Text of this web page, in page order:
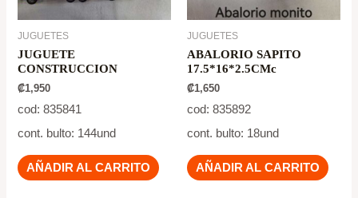
JUGUETES
JUGUETE
CONSTRUCCION
₡1,950
cod: 835841
cont. bulto: 144und
AÑADIR AL CARRITO
JUGUETES
ABALORIO SAPITO
17.5*16*2.5CMc
₡1,650
cod: 835892
cont. bulto: 18und
AÑADIR AL CARRITO